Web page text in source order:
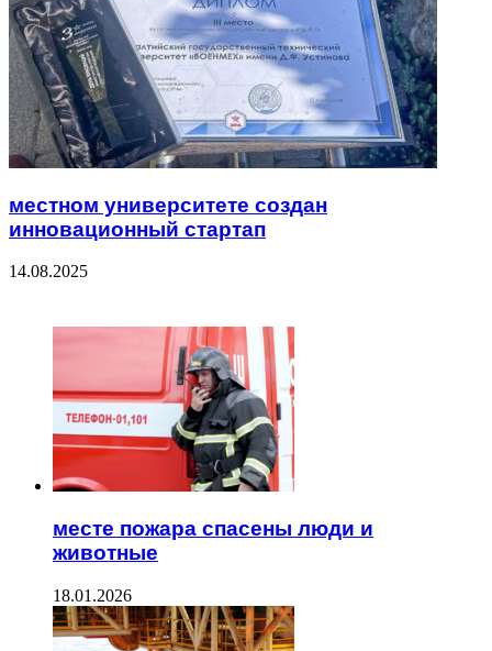
местном университете создан
инновационный стартап
14.08.2025
месте пожара спасены люди и
животные
18.01.2026